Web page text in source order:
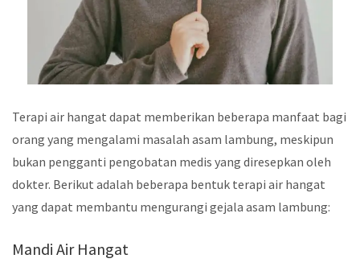
Terapi air hangat dapat memberikan beberapa manfaat bagi
orang yang mengalami masalah asam lambung, meskipun
bukan pengganti pengobatan medis yang diresepkan oleh
dokter. Berikut adalah beberapa bentuk terapi air hangat
yang dapat membantu mengurangi gejala asam lambung:
Mandi Air Hangat